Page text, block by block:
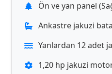
Ön ve yan panel
Ankastre jakuzi
Yanlardan 12 adet
1,20 hp jakuzi